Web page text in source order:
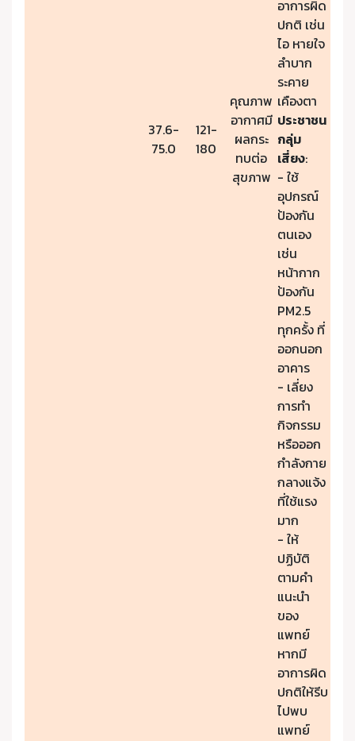
37.6-
75.0
121-
180
คุณภาพ
อากาศมี
ผลกระ
ทบต่อ
สุขภาพ
อาการผิด
ปกติ เช่น
ไอ หายใจ
ลำบาก
ระคาย
เคืองตา
ประชาชน
กลุ่ม
เสี่ยง:
- ใช้
อุปกรณ์
ป้องกัน
ตนเอง
เช่น
หน้ากาก
ป้องกัน
PM2.5
ทุกครั้ง ที่
ออกนอก
อาคาร
- เลี่ยง
การทำ
กิจกรรม
หรือออก
กำลังกาย
กลางแจ้ง
ที่ใช้แรง
มาก
- ให้
ปฏิบัติ
ตามคำ
แนะนำ
ของ
แพทย์
หากมี
อาการผิด
ปกติให้รีบ
ไปพบ
แพทย์